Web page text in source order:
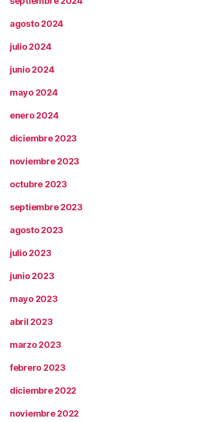
agosto 2024
julio 2024
junio 2024
mayo 2024
enero 2024
diciembre 2023
noviembre 2023
octubre 2023
septiembre 2023
agosto 2023
julio 2023
junio 2023
mayo 2023
abril 2023
marzo 2023
febrero 2023
diciembre 2022
noviembre 2022